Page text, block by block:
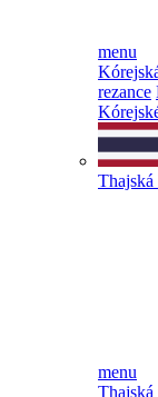
menu
rezance
Thajská
menu
Thajská